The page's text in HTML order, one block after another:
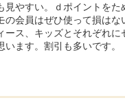
見やすい。ｄポイントをた
の会員はぜひ使って損はな
ース、キッズとそれぞれに
います。割引も多いです。